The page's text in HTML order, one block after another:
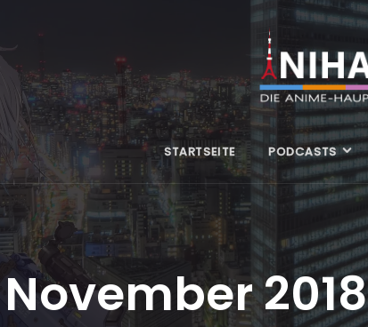
STARTSEITE PODCASTS
November 2018